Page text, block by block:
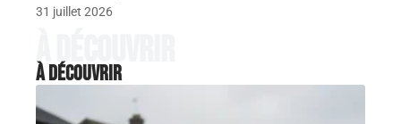
31 juillet 2026
À découvrir
À découvrir